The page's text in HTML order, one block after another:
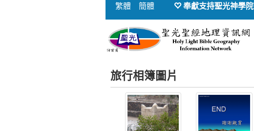
繁體 簡體 奉獻支持聖光神學院
旅行相簿圖片